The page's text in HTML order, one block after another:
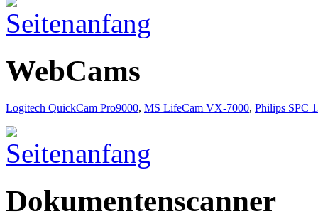
WebCams
Logitech QuickCam Pro9000, MS LifeCam VX-7000, Philips SPC
Dokumentenscanner